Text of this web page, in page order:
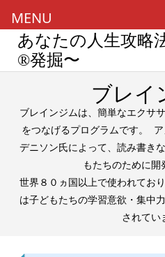
あなたの人生攻略
®︎発掘〜
ブレイ
ブレインジムは、簡単なエクサ
をつなげるプログラムです。
デニソン氏によって、読み書き
もたちのために開
世界８０ヵ国以上で使われてお
は子どもたちの学習意欲・集中
されてい
MENU